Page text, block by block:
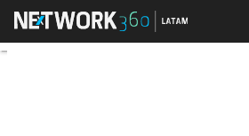
La lucha